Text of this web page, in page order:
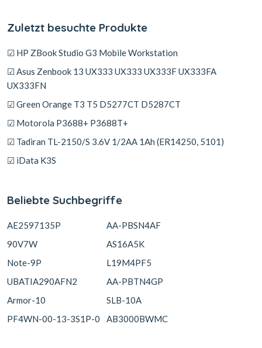
Zuletzt besuchte Produkte
☑ HP ZBook Studio G3 Mobile Workstation
☑ Asus Zenbook 13 UX333 UX333 UX333F UX333FA
UX333FN
☑ Green Orange T3 T5 D5277CT D5287CT
☑ Motorola P3688+ P3688T+
☑ Tadiran TL-2150/S 3.6V 1/2AA 1Ah (ER14250, 5101)
☑ iData K3S
Beliebte Suchbegriffe
AE2597135P
90V7W
Note-9P
UBATIA290AFN2
Armor-10
PF4WN-00-13-3S1P-0
AA-PBSN4AF
AS16A5K
L19M4PF5
AA-PBTN4GP
SLB-10A
AB3000BWMC